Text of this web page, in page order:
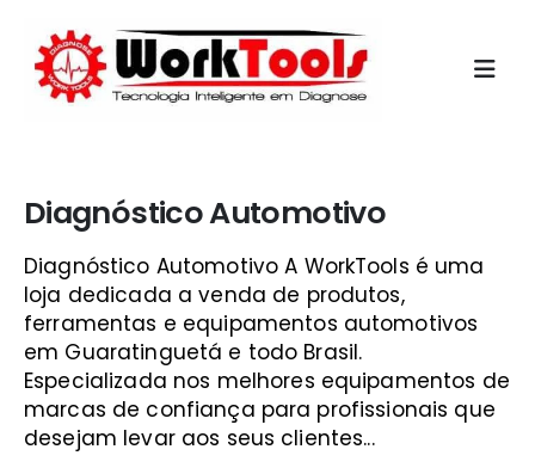
Diagnóstico Automotivo
Diagnóstico Automotivo A WorkTools é uma
loja dedicada a venda de produtos,
ferramentas e equipamentos automotivos
em Guaratinguetá e todo Brasil.
Especializada nos melhores equipamentos de
marcas de confiança para profissionais que
desejam levar aos seus clientes...